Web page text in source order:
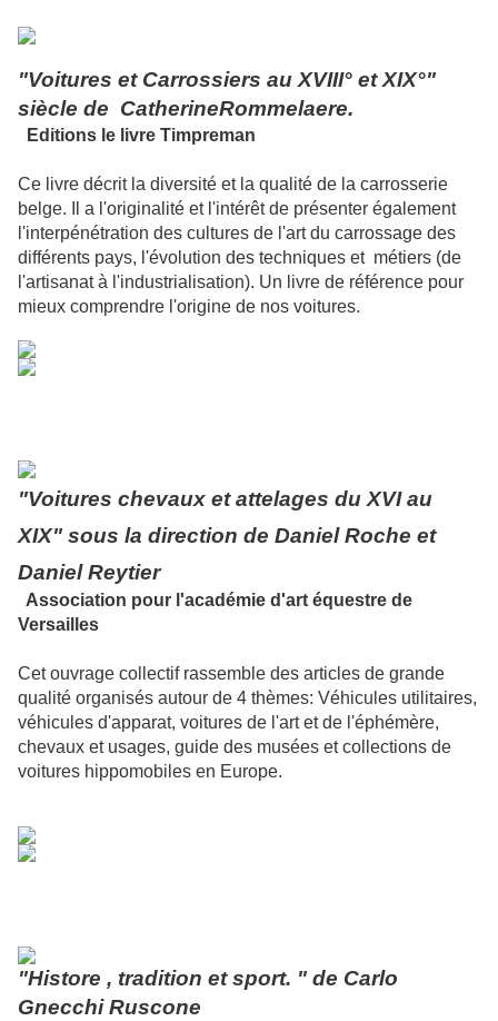
"Voitures et Carrossiers au XVIII° et XIX°"
siècle de CatherineRommelaere.
Editions le livre Timpreman
Ce livre décrit la diversité et la qualité de la carrosserie
belge. Il a l'originalité et l'intérêt de présenter également
l'interpénétration des cultures de l'art du carrossage des
différents pays, l'évolution des techniques et métiers (de
l'artisanat à l'industrialisation). Un livre de référence pour
mieux comprendre l'origine de nos voitures.
"Voitures chevaux et attelages du XVI au
XIX" sous la direction de Daniel Roche et
Daniel Reytier
Association pour l'académie d'art équestre de
Versailles
Cet ouvrage collectif rassemble des articles de grande
qualité organisés autour de 4 thèmes: Véhicules utilitaires,
véhicules d'apparat, voitures de l'art et de l'éphémère,
chevaux et usages, guide des musées et collections de
voitures hippomobiles en Europe.
"Histore , tradition et sport. " de Carlo
Gnecchi Ruscone